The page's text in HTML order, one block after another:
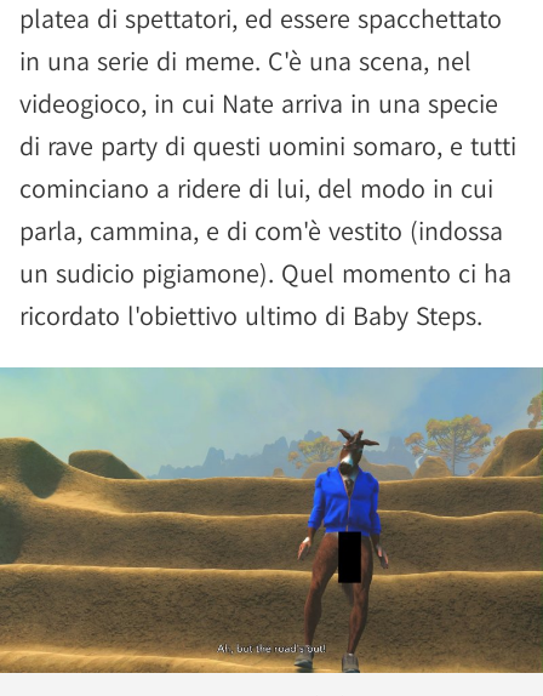
platea di spettatori, ed essere spacchettato
in una serie di meme. C'è una scena, nel
videogioco, in cui Nate arriva in una specie
di rave party di questi uomini somaro, e tutti
cominciano a ridere di lui, del modo in cui
parla, cammina, e di com'è vestito (indossa
un sudicio pigiamone). Quel momento ci ha
ricordato l'obiettivo ultimo di Baby Steps.